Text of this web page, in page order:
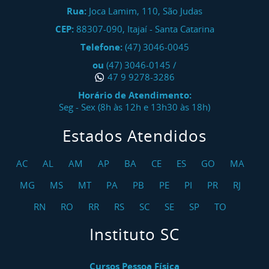
Rua: Joca Lamim, 110, São Judas
CEP: 88307-090, Itajaí- Santa Catarina
Telefone: (47) 3046-0045
ou (47) 3046-0145 /
47 9 9278-3286
Horário de Atendimento:
Seg - Sex (8h às 12h e 13h30 às 18h)
Estados Atendidos
AC AL AM AP BA CE ES GO
MA
MG
MS MT PA PB PE PI PR
RJ
RN
RO RR RS SC SE SP TO
Instituto SC
Cursos Pessoa Física